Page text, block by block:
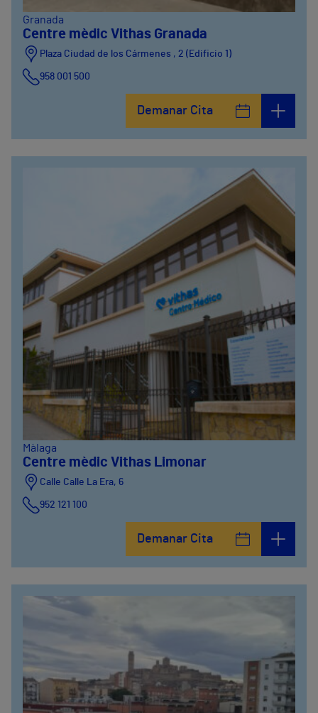
Granada
Centre mèdic Vithas Granada
Plaza Ciudad de los Cármenes , 2 (Edificio 1)
958 001 500
Demanar Cita
Màlaga
Centre mèdic Vithas Limonar
Calle Calle La Era, 6
952 121 100
Demanar Cita